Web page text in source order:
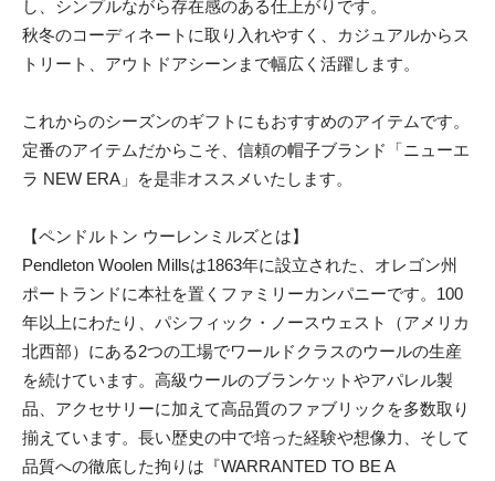
し、シンプルながら存在感のある仕上がりです。
秋冬のコーディネートに取り入れやすく、カジュアルからス
トリート、アウトドアシーンまで幅広く活躍します。
これからのシーズンのギフトにもおすすめのアイテムです。
定番のアイテムだからこそ、信頼の帽子ブランド「ニューエ
ラ NEW ERA」を是非オススメいたします。
【ペンドルトン ウーレンミルズとは】
Pendleton Woolen Millsは1863年に設立された、オレゴン州
ポートランドに本社を置くファミリーカンパニーです。100
年以上にわたり、パシフィック・ノースウェスト（アメリカ
北西部）にある2つの工場でワールドクラスのウールの生産
を続けています。高級ウールのブランケットやアパレル製
品、アクセサリーに加えて高品質のファブリックを多数取り
揃えています。長い歴史の中で培った経験や想像力、そして
品質への徹底した拘りは『WARRANTED TO BE A